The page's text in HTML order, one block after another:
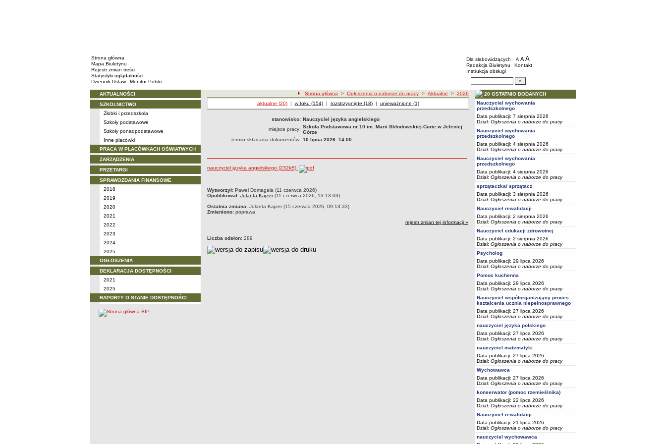
Strona główna
Mapa Biuletynu
Rejestr zmian treści
Statystyki oglądalności
Dziennik Ustaw
Monitor Polski
BIP - Szkoły i placówki wychowawcze
Menu dodatkowe
Dla słabowidzących A pomniejsz czcionkę
A standardowy rozmiar czcionki
A
Redakcja Biuletynu
Kontakt
Instrukcja obsługi
Wyszukiwarka artykułów
Menu
AKTUALNOŚCI
SZKOLNICTWO
Żłobki i przedszkola
Szkoły podstawowe
Szkoły ponadpodstawowe
Inne placówki
PRACA W PLACÓWKACH OŚWIATWYCH
ZARZĄDZENIA
PRZETARGI
SPRAWOZDANIA FINANSOWE
2018
2019
2020
2021
2022
2023
2024
2025
OGŁOSZENIA
DEKLARACJA DOSTĘPNOŚCI
2021
2025
RAPORTY O STANIE DOSTĘPNOŚCI
Strona główna > Ogłoszenia o naborze do pracy > Aktualne > 2026
Ogłoszenia o naborze
aktualne (20)| Ogłoszenia o naborze
w toku (154)| Ogłoszenia o naborze
rozstrzygnięte (18)| Ogłoszenia o naborze
unieważnione (1)
stanowisko: Nauczyciel języka angielskiego
miejsce pracy: Szkoła Podstawowa nr 10 im. Marii Skłodowskiej-Curie w Jeleniej
Górze
termin składania dokumentów: 10 lipca 2026 14:00
nauczyciel języka angielskiego (232kB)
metryczka
Wytworzył: Paweł Domagala (11 czerwca 2026)
Opublikował: Jolanta Kajzer(11 czerwca 2026, 13:13:03)
Ostatnia zmiana: Jolanta Kajzer (15 czerwca 2026, 09:13:33)
Zmieniono: poprawa
rejestr zmian tej informacji »
Liczba odsłon: 289
20 OSTATNIO DODANYCH
Nauczyciel wychowania
przedszkolnego
Data publikacji: 7 sierpnia 2026
Dział: Ogłoszenia o naborze do pracy
Nauczyciel wychowania
przedszkolnego
Data publikacji: 4 sierpnia 2026
Dział: Ogłoszenia o naborze do pracy
Nauczyciel wychowania
przedszkolnego
Data publikacji: 4 sierpnia 2026
Dział: Ogłoszenia o naborze do pracy
sprzątaczka/ sprzątacz
Data publikacji: 3 sierpnia 2026
Dział: Ogłoszenia o naborze do pracy
Nauczyciel rewalidacji
Data publikacji: 2 sierpnia 2026
Dział: Ogłoszenia o naborze do pracy
Nauczyciel edukacji zdrowotnej
Data publikacji: 2 sierpnia 2026
Dział: Ogłoszenia o naborze do pracy
Psycholog
Data publikacji: 29 lipca 2026
Dział: Ogłoszenia o naborze do pracy
Pomoc kuchenna
Data publikacji: 29 lipca 2026
Dział: Ogłoszenia o naborze do pracy
Nauczyciel współorganizujący proces
kształcenia ucznia niepełnosprawnego
Data publikacji: 27 lipca 2026
Dział: Ogłoszenia o naborze do pracy
nauczyciel języka polskiego
Data publikacji: 27 lipca 2026
Dział: Ogłoszenia o naborze do pracy
nauczyciel matematyki
Data publikacji: 27 lipca 2026
Dział: Ogłoszenia o naborze do pracy
Wychowawca
Data publikacji: 27 lipca 2026
Dział: Ogłoszenia o naborze do pracy
konserwator (pomoc rzemieślnika)
Data publikacji: 22 lipca 2026
Dział: Ogłoszenia o naborze do pracy
Nauczyciel rewalidacji
Data publikacji: 21 lipca 2026
Dział: Ogłoszenia o naborze do pracy
nauczyciel wychowawca